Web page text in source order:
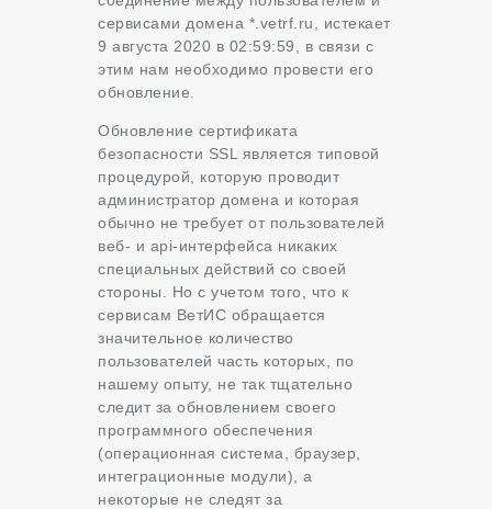
сервисами домена *.vetrf.ru, истекает
9 августа 2020 в 02:59:59, в связи с
этим нам необходимо провести его
обновление.
Обновление сертификата
безопасности SSL является типовой
процедурой, которую проводит
администратор домена и которая
обычно не требует от пользователей
веб- и api-интерфейса никаких
специальных действий со своей
стороны. Но с учетом того, что к
сервисам ВетИС обращается
значительное количество
пользователей часть которых, по
нашему опыту, не так тщательно
следит за обновлением своего
программного обеспечения
(операционная система, браузер,
интеграционные модули), а
некоторые не следят за